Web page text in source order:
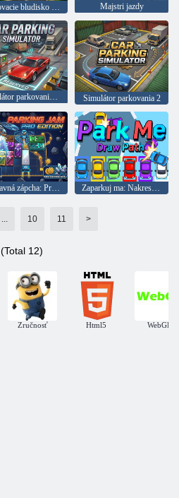
Parkovacie bludisko Escape pre deti Majstri jazdy
Simulátor parkovania auta Simulátor parkovania 2
Dopravná zápcha: Profesionálna verzia Zaparkuj ma: Nakreslite obrys
... 10 11 >
(Total 12)
Zručnosť Html5 WebGL